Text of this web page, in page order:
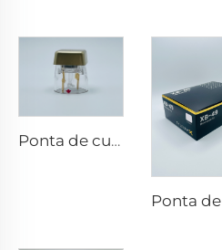
Ponta de cuidados com a pele com microneedling rf Sylfirm X X-25